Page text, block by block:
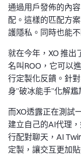
通過用戶發佈的內
配。這樣的匹配方
護隱私。同時也能
就在今年，XO 推出
名叫ROO，它可以
行定製化反饋。針
身”破冰能手”化解尷
而XO透露正在測試
建立自己的AI代理
行配對聊天，AI
定製，讓交互更加